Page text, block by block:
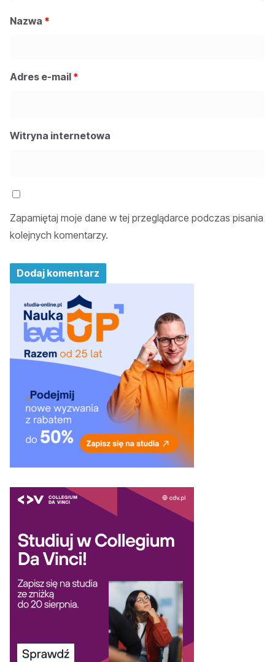
Nazwa *
Adres e-mail *
Witryna internetowa
Zapamiętaj moje dane w tej przeglądarce podczas pisania
kolejnych komentarzy.